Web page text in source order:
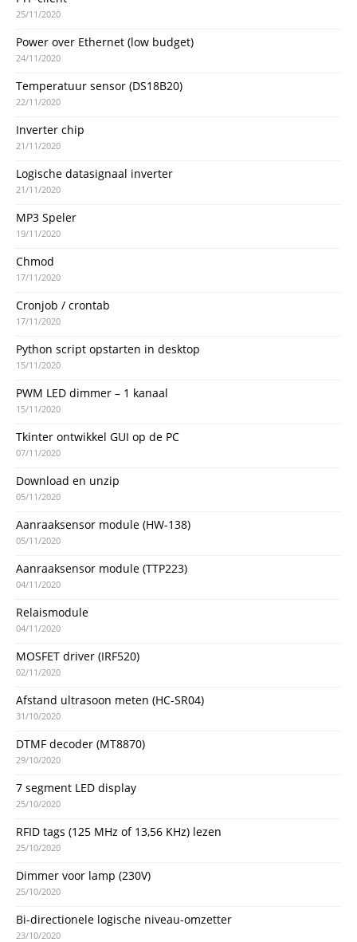
25/11/2020
Power over Ethernet (low budget)
24/11/2020
Temperatuur sensor (DS18B20)
22/11/2020
Inverter chip
21/11/2020
Logische datasignaal inverter
21/11/2020
MP3 Speler
19/11/2020
Chmod
17/11/2020
Cronjob / crontab
17/11/2020
Python script opstarten in desktop
15/11/2020
PWM LED dimmer – 1 kanaal
15/11/2020
Tkinter ontwikkel GUI op de PC
07/11/2020
Download en unzip
05/11/2020
Aanraaksensor module (HW-138)
05/11/2020
Aanraaksensor module (TTP223)
04/11/2020
Relaismodule
04/11/2020
MOSFET driver (IRF520)
02/11/2020
Afstand ultrasoon meten (HC-SR04)
31/10/2020
DTMF decoder (MT8870)
29/10/2020
7 segment LED display
25/10/2020
RFID tags (125 MHz of 13,56 KHz) lezen
25/10/2020
Dimmer voor lamp (230V)
25/10/2020
Bi-directionele logische niveau-omzetter
23/10/2020